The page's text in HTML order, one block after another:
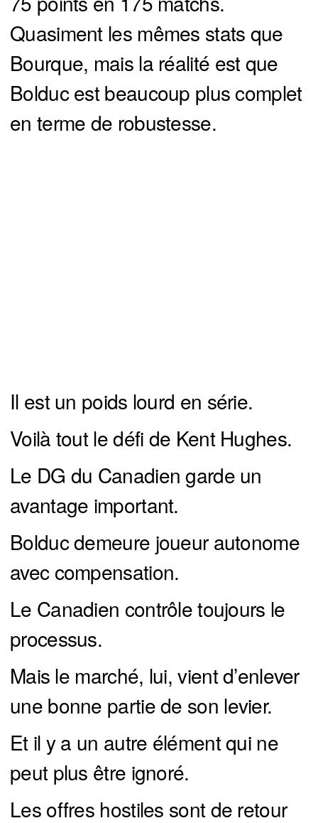
Quasiment les mêmes stats que
Bourque, mais la réalité est que
Bolduc est beaucoup plus complet
en terme de robustesse.
Il est un poids lourd en série.
Voilà tout le défi de Kent Hughes.
Le DG du Canadien garde un
avantage important.
Bolduc demeure joueur autonome
avec compensation.
Le Canadien contrôle toujours le
processus.
Mais le marché, lui, vient d’enlever
une bonne partie de son levier.
Et il y a un autre élément qui ne
peut plus être ignoré.
Les offres hostiles sont de retour